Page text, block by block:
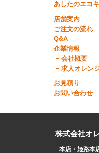
あしたのエコ
店舗案内
ご注文の流れ
Q&A
企業情報
会社概要
求人オレン
お見積り
お問い合わせ
株式会社オ
本店・姫路本